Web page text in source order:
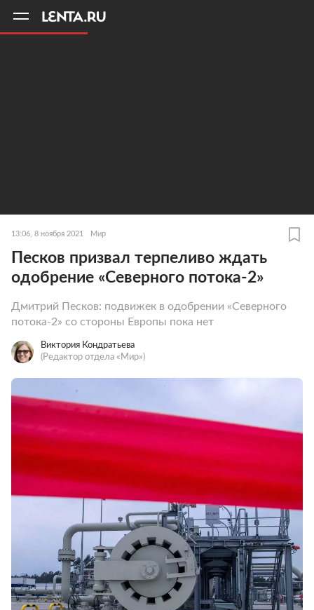
13:06, 8 ноября 2021 Мир
Песков призвал терпеливо ждать
одобрение «Северного потока-2»
Дмитрий Песков: подвижек в одобрении «Северного
потока-2» со стороны Европы пока нет
Виктория Кондратьева
(Редактор отдела «Мир»)